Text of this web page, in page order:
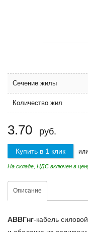
Сечение жилы
Количество жил
3.70 руб.
Купить в 1 клик или
На складе, НДС включен в
Описание
АВВГнг-кабель